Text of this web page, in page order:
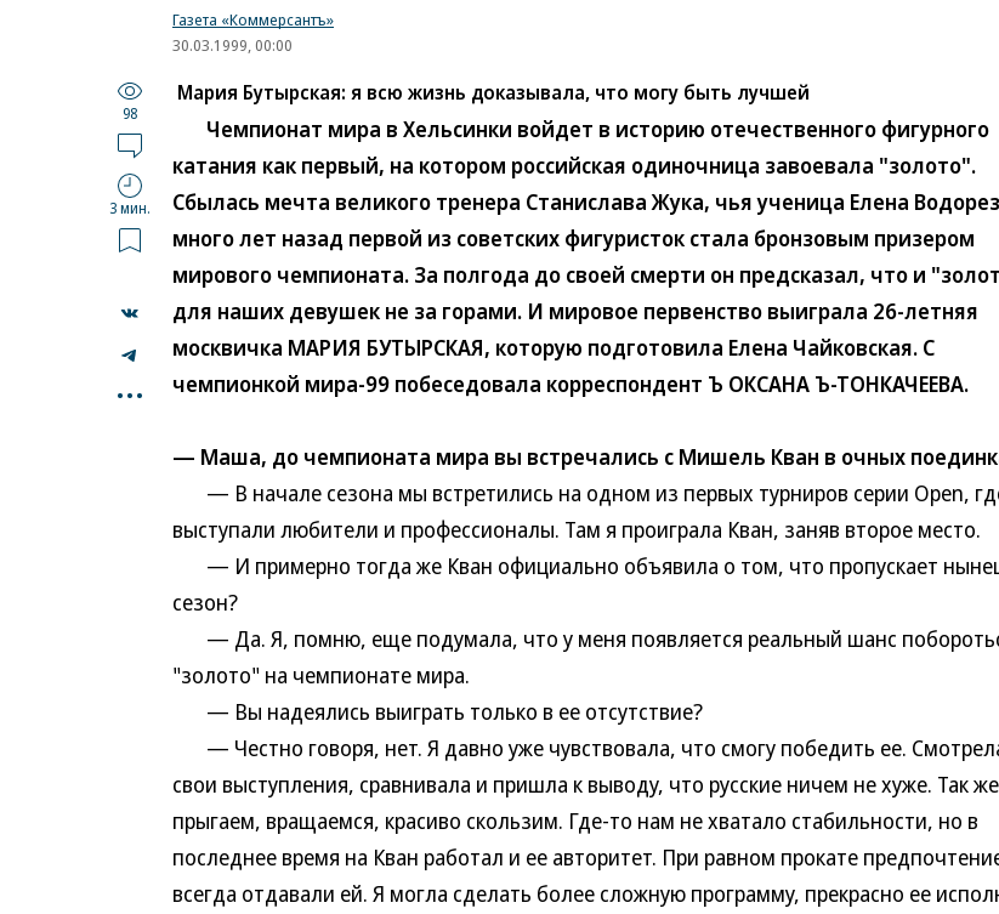
Газета «Коммерсантъ»
30.03.1999, 00:00
98
3 мин.
...
Мария Бутырская: я всю жизнь доказывала, что могу быть лучшей
Чемпионат мира в Хельсинки войдет в историю отечественного фигурного
катания как первый, на котором российская одиночница завоевала "золото".
Сбылась мечта великого тренера Станислава Жука, чья ученица Елена
много лет назад первой из советских фигуристок стала бронзовым призером
мирового чемпионата. За полгода до своей смерти он предсказал, что и
для наших девушек не за горами. И мировое первенство выиграла 26-летняя
москвичка МАРИЯ БУТЫРСКАЯ, которую подготовила Елена Чайковская. С
чемпионкой мира-99 побеседовала корреспондент Ъ ОКСАНА Ъ-ТОНКАЧЕЕВА.
— Маша, до чемпионата мира вы встречались с Мишель Кван в очных
— В начале сезона мы встретились на одном из первых турниров серии Open,
выступали любители и профессионалы. Там я проиграла Кван, заняв второе место.
— И примерно тогда же Кван официально объявила о том, что пропускает
сезон?
— Да. Я, помню, еще подумала, что у меня появляется реальный шанс
"золото" на чемпионате мира.
— Вы надеялись выиграть только в ее отсутствие?
— Честно говоря, нет. Я давно уже чувствовала, что смогу победить ее.
свои выступления, сравнивала и пришла к выводу, что русские ничем не хуже. Так же
прыгаем, вращаемся, красиво скользим. Где-то нам не хватало стабильности, но в
последнее время на Кван работал и ее авторитет. При равном прокате
всегда отдавали ей. Я могла сделать более сложную программу, прекрасно ее